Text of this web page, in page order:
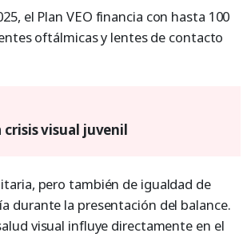
el Plan VEO financia con hasta 100
oftálmicas y lentes de contacto
crisis visual juvenil
pero también de igualdad de
durante la presentación del balance.
visual influye directamente en el